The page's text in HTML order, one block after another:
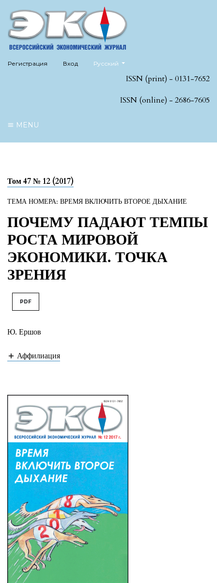
Регистрация Вход Русский
ISSN (print) - 0131-7652
ISSN (online) - 2686-7605
MENU
Том 47 № 12 (2017)
ТЕМА НОМЕРА: ВРЕМЯ ВКЛЮЧИТЬ ВТОРОЕ ДЫХАНИЕ
ПОЧЕМУ ПАДАЮТ ТЕМПЫ
РОСТА МИРОВОЙ
ЭКОНОМИКИ. ТОЧКА
ЗРЕНИЯ
PDF
Ю. Ершов
Аффилиация